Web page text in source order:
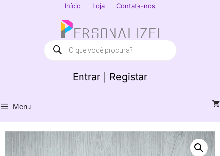
Início Loja Contate-nos
Entrar | Registar
Products
search
Menu